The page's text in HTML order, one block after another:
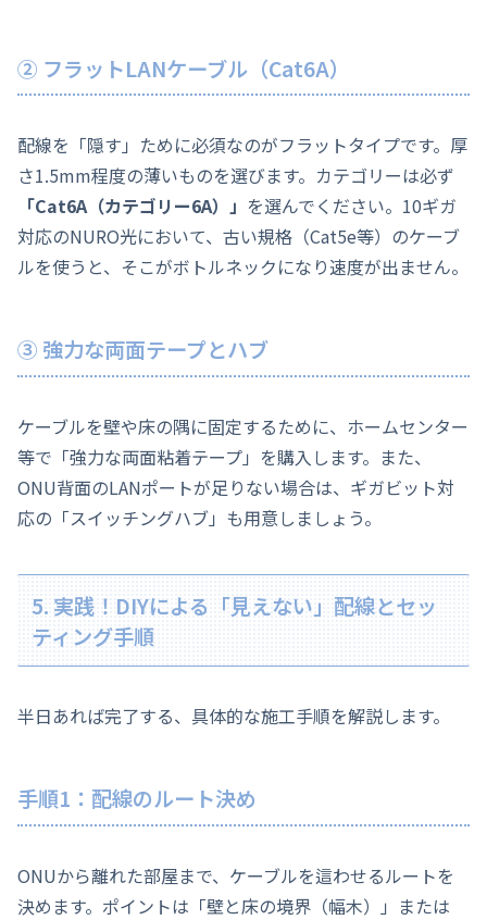
② フラットLANケーブル（Cat6A）
配線を「隠す」ために必須なのがフラットタイプです。厚
さ1.5mm程度の薄いものを選びます。カテゴリーは必ず
「Cat6A（カテゴリー6A）」 を選んでください。10ギガ
対応のNURO光において、古い規格（Cat5e等）のケーブ
ルを使うと、そこがボトルネックになり速度が出ません。
③ 強力な両面テープとハブ
ケーブルを壁や床の隅に固定するために、ホームセンター
等で「強力な両面粘着テープ」を購入します。また、
ONU背面のLANポートが足りない場合は、ギガビット対
応の「スイッチングハブ」も用意しましょう。
5. 実践！DIYによる「見えない」配線とセッ
ティング手順
半日あれば完了する、具体的な施工手順を解説します。
手順1：配線のルート決め
ONUから離れた部屋まで、ケーブルを這わせるルートを
決めます。ポイントは「壁と床の境界（幅木）」または